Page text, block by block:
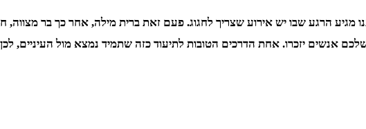
הרגע שבו יש אירוע שצריך לחגוג. פעם זאת ברית מילה, אחר כך בר מצווה,
אנשים יזכרו. אחת הדרכים הטובות לתיעוד כזה שתמיד נמצא מול העיניים,